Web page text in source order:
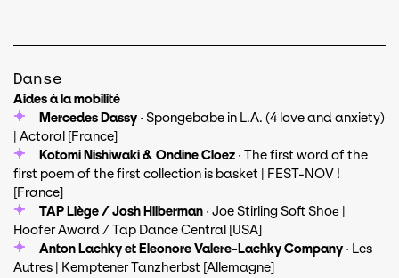
Danse
Aides à la mobilité
Mercedes Dassy · Spongebabe in L.A. (4 love and anxiety)
| Actoral [France]
Kotomi Nishiwaki & Ondine Cloez · The first word of the
first poem of the first collection is basket | FEST-NOV !
[France]
TAP Liège / Josh Hilberman · Joe Stirling Soft Shoе |
Hoofer Award / Tap Dance Central [USA]
Anton Lachky et Eleonore Valere-Lachky Company · Les
Autres | Kemptener Tanzherbst [Allemagne]